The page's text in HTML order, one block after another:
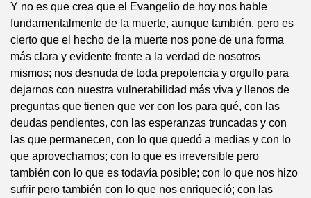
Y no es que crea que el Evangelio de hoy nos hable
fundamentalmente de la muerte, aunque también, pero es
cierto que el hecho de la muerte nos pone de una forma
más clara y evidente frente a la verdad de nosotros
mismos; nos desnuda de toda prepotencia y orgullo para
dejarnos con nuestra vulnerabilidad más viva y llenos de
preguntas que tienen que ver con los para qué, con las
deudas pendientes, con las esperanzas truncadas y con
las que permanecen, con lo que quedó a medias y con lo
que aprovechamos; con lo que es irreversible pero
también con lo que es todavía posible; con lo que nos hizo
sufrir pero también con lo que nos enriqueció; con las